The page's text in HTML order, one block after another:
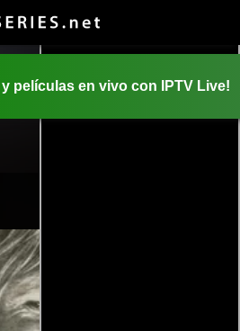
y películas en vivo con IPTV Live!